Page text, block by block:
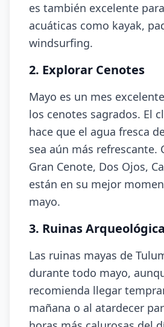
es también excelente
acuáticas como kayak,
windsurfing.
2. Explorar Cenotes
Mayo es un mes
los cenotes sagrados. El
hace que el agua fresca
sea aún más refrescante.
Gran Cenote, Dos Ojos,
están en su mejor
mayo.
3. Ruinas
Las ruinas mayas de
durante todo mayo,
recomienda llegar
mañana o al atardecer